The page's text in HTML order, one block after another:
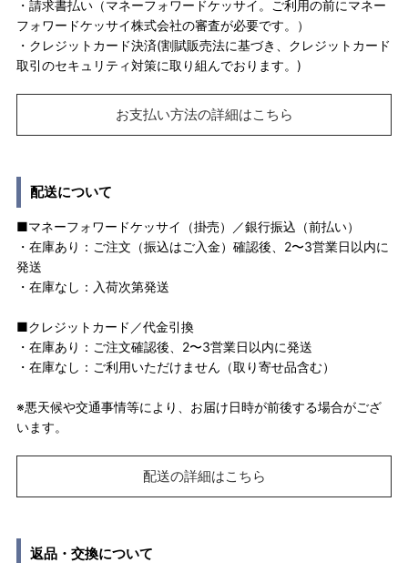
・請求書払い（マネーフォワードケッサイ。ご利用の前にマネー
フォワードケッサイ株式会社の審査が必要です。）
・クレジットカード決済(割賦販売法に基づき、クレジットカード
取引のセキュリティ対策に取り組んでおります。)
お支払い方法の詳細はこちら
配送について
■マネーフォワードケッサイ（掛売）／銀行振込（前払い）
・在庫あり：ご注文（振込はご入金）確認後、2〜3営業日以内に
発送
・在庫なし：入荷次第発送
■クレジットカード／代金引換
・在庫あり：ご注文確認後、2〜3営業日以内に発送
・在庫なし：ご利用いただけません（取り寄せ品含む）
※悪天候や交通事情等により、お届け日時が前後する場合がござ
います。
配送の詳細はこちら
返品・交換について